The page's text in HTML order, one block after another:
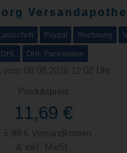
Paypal Rechnung
DHL DHL Packstation
vom 08.08.2026 12:02 Uhr
Produktpreis
11,69 €
5,99 € Versandkosten
& inkl. MwSt.